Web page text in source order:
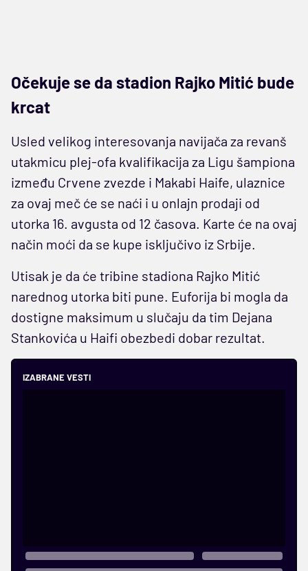
Očekuje se da stadion Rajko Mitić bude
krcat
Usled velikog interesovanja navijača za revanš
utakmicu plej-ofa kvalifikacija za Ligu šampiona
između Crvene zvezde i Makabi Haife, ulaznice
za ovaj meč će se naći i u onlajn prodaji od
utorka 16. avgusta od 12 časova. Karte će na ovaj
način moći da se kupe isključivo iz Srbije.
Utisak je da će tribine stadiona Rajko Mitić
narednog utorka biti pune. Euforija bi mogla da
dostigne maksimum u slučaju da tim Dejana
Stankovića u Haifi obezbedi dobar rezultat.
IZABRANE VESTI